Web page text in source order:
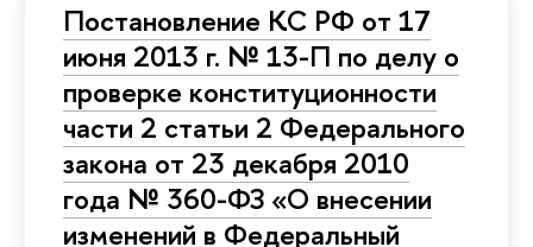
Постановление КС РФ от 17
июня 2013 г. № 13-П по делу о
проверке конституционности
части 2 статьи 2 Федерального
закона от 23 декабря 2010
года № 360-ФЗ «О внесении
изменений в Федеральный